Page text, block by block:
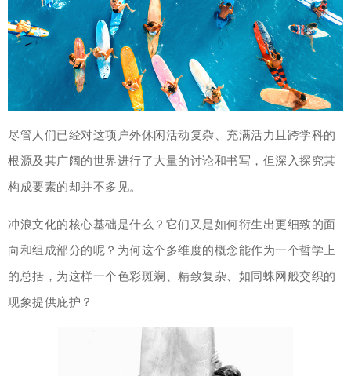
尽管人们已经对这项户外休闲活动复杂、充满活力且跨学科的
根源及其广阔的世界进行了大量的讨论和书写，但深入探究其
构成要素的却并不多见。
冲浪文化的核心基础是什么？它们又是如何衍生出更细致的面
向和组成部分的呢？为何这个多维度的概念能作为一个哲学上
的总括，为这样一个色彩斑斓、精致复杂、如同蛛网般交织的
现象提供庇护？